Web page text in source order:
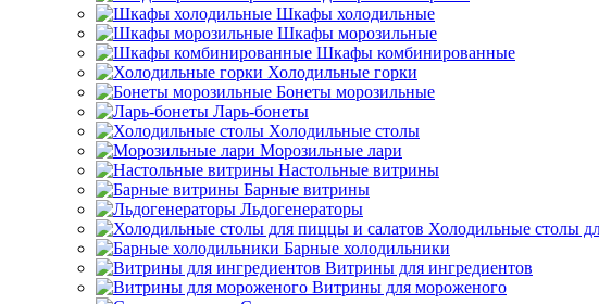
Шкафы холодильные
Шкафы морозильные
Шкафы комбинированные
Холодильные горки
Бонеты морозильные
Ларь-бонеты
Холодильные столы
Морозильные лари
Настольные витрины
Барные витрины
Льдогенераторы
Холодильные столы
Барные холодильники
Витрины для ингредиентов
Витрины для мороженого